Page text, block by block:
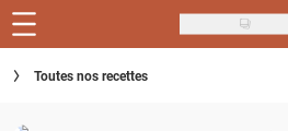
Skip
to
main
Recettes
Inspirations
Toutes nos recettes